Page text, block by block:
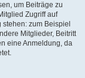
um Beiträge zu
Zugriff auf
zum Beispiel
Mitglieder, Beitritt
eine Anmeldung, da